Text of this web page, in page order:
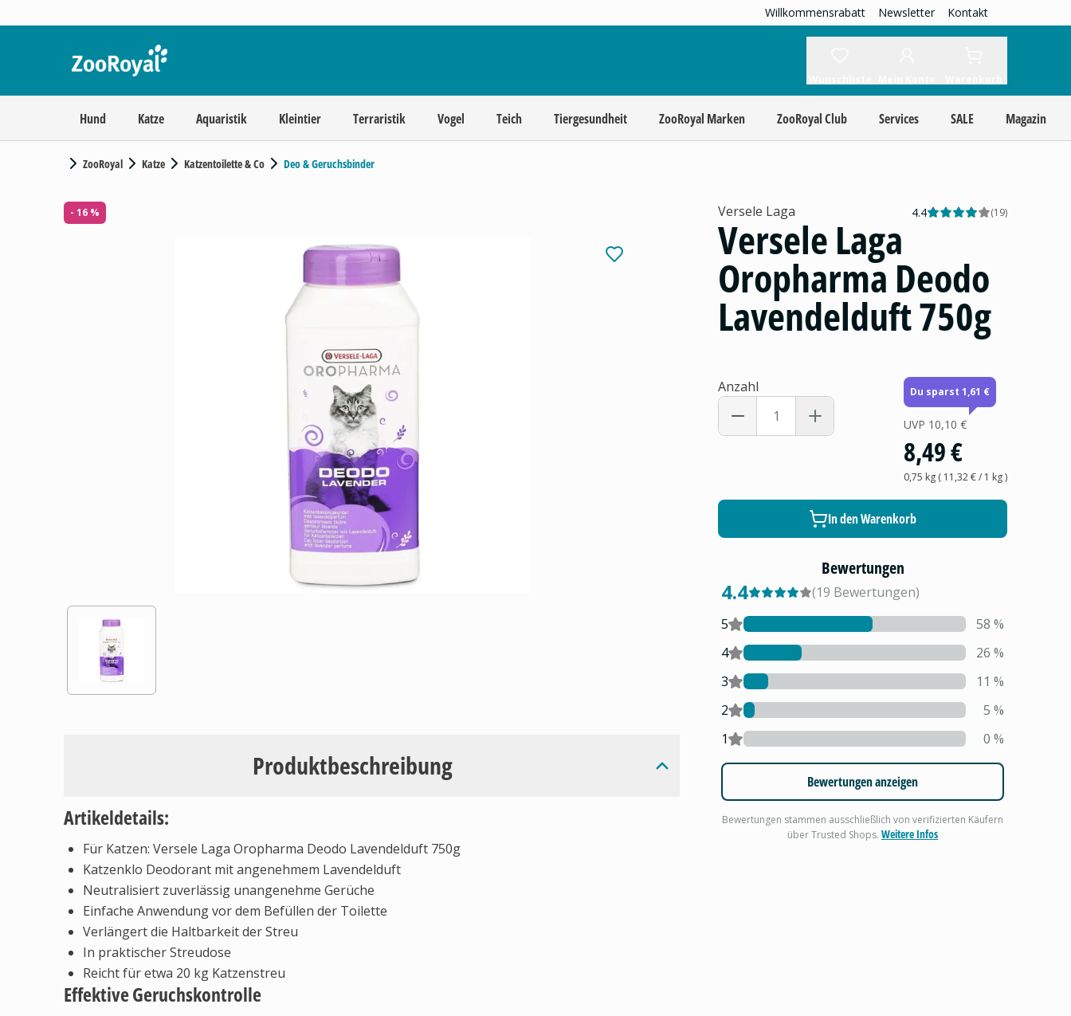
Willkommensrabatt Newsletter Kontakt
Hund Katze Aquaristik Kleintier Terraristik Vogel Teich Tiergesundheit ZooRoyal Marken ZooRoyal Club Services SALE Magazin
ZooRoyal Katze Katzentoilette & Co Deo & Geruchsbinder
- 16 %
Produktbeschreibung
Artikeldetails:
Für Katzen: Versele Laga Oropharma Deodo Lavendelduft 750g
Katzenklo Deodorant mit angenehmem Lavendelduft
Neutralisiert zuverlässig unangenehme Gerüche
Einfache Anwendung vor dem Befüllen der Toilette
Verlängert die Haltbarkeit der Streu
In praktischer Streudose
Reicht für etwa 20 kg Katzenstreu
Effektive Geruchskontrolle
Versele Laga 4.4 (19)
Versele Laga
Oropharma Deodo
Lavendelduft 750g
Anzahl Du sparst 1,61 €
UVP 10,10 €
8,49 €
0,75 kg( 11,32 €/ 1 kg)
In den Warenkorb
Bewertungen
4.4 (19 Bewertungen)
5
58 %
4
26 %
3
11 %
2
5 %
1
0 %
Bewertungen anzeigen
Bewertungen stammen ausschließlich von verifizierten Käufern
über Trusted Shops.Weitere Infos